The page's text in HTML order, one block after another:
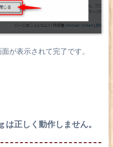
が表示されて完了です。
正しく動作しません。